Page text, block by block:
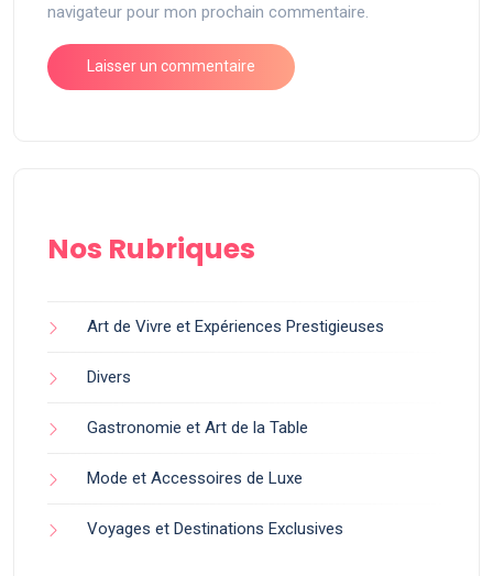
navigateur pour mon prochain commentaire.
Nos Rubriques
Art de Vivre et Expériences Prestigieuses
Divers
Gastronomie et Art de la Table
Mode et Accessoires de Luxe
Voyages et Destinations Exclusives